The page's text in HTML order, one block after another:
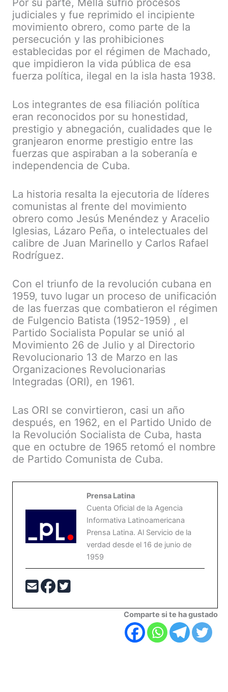
Por su parte, Mella sufrió procesos
judiciales y fue reprimido el incipiente
movimiento obrero, como parte de la
persecución y las prohibiciones
establecidas por el régimen de Machado,
que impidieron la vida pública de esa
fuerza política, ilegal en la isla hasta 1938.
Los integrantes de esa filiación política
eran reconocidos por su honestidad,
prestigio y abnegación, cualidades que le
granjearon enorme prestigio entre las
fuerzas que aspiraban a la soberanía e
independencia de Cuba.
La historia resalta la ejecutoria de líderes
comunistas al frente del movimiento
obrero como Jesús Menéndez y Aracelio
Iglesias, Lázaro Peña, o intelectuales del
calibre de Juan Marinello y Carlos Rafael
Rodríguez.
Con el triunfo de la revolución cubana en
1959, tuvo lugar un proceso de unificación
de las fuerzas que combatieron el régimen
de Fulgencio Batista (1952-1959) , el
Partido Socialista Popular se unió al
Movimiento 26 de Julio y al Directorio
Revolucionario 13 de Marzo en las
Organizaciones Revolucionarias
Integradas (ORI), en 1961.
Las ORI se convirtieron, casi un año
después, en 1962, en el Partido Unido de
la Revolución Socialista de Cuba, hasta
que en octubre de 1965 retomó el nombre
de Partido Comunista de Cuba.
Prensa Latina
Cuenta Oficial de la Agencia
Informativa Latinoamericana
Prensa Latina. Al Servicio de la
verdad desde el 16 de junio de
1959
Comparte si te ha gustado